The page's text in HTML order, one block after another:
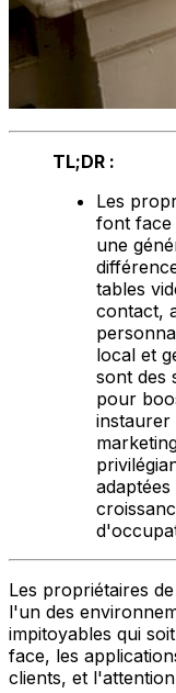
TL;DR :
Les
font face
une
tables
contact,
local et
sont des
pour
instaurer
Les propriétaires
l'un des
impitoyables qui
face, les
clients, et